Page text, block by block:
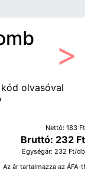
Nettó: 183 Ft
Bruttó: 232 Ft
Egységár: 232 Ft/db
Az ár tartalmazza az ÁFA-t!